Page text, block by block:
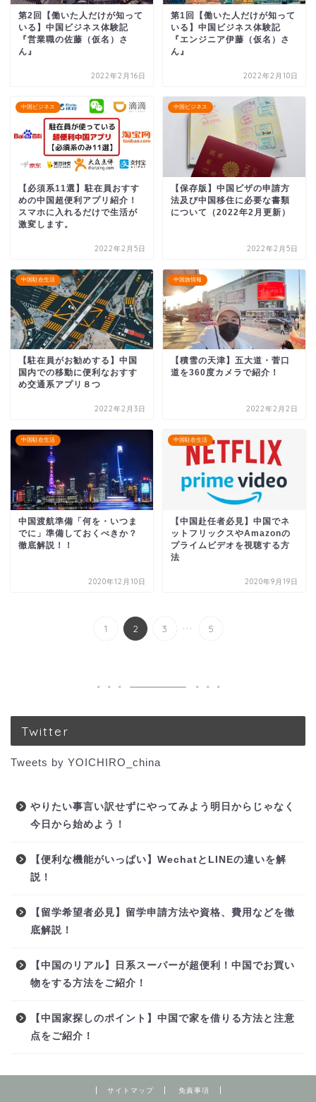
第2回【働いた人だけが知って
いる】中国ビジネス体験記
『営業職の佐藤（仮名）さ
ん』
2022年2月16日
第1回【働いた人だけが知って
いる】中国ビジネス体験記
『エンジニア伊藤（仮名）さ
ん』
2022年2月10日
中国ビジネス
【必須系11選】駐在員おすす
めの中国超便利アプリ紹介！
スマホに入れるだけで生活が
激変します。
2022年2月5日
中国ビジネス
【保存版】中国ビザの申請方
法及び中国移住に必要な書類
について（2022年2月更新）
2022年2月5日
中国駐在生活
【駐在員がお勧めする】中国
国内での移動に便利なおすす
め交通系アプリ８つ
2022年2月3日
中国旅情報
【積雪の天津】五大道・菅口
道を360度カメラで紹介！
2022年2月2日
中国駐在生活
中国渡航準備「何を・いつま
でに」準備しておくべきか？
徹底解説！！
2020年12月10日
中国駐在生活
【中国赴任者必見】中国でネ
ットフリックスやAmazonの
プライムビデオを視聴する方
法
2020年9月19日
1 2 3 ... 5
Twitter
Tweets by YOICHIRO_china
やりたい事言い訳せずにやってみよう明日からじゃなく
今日から始めよう！
【便利な機能がいっぱい】WechatとLINEの違いを解
説！
【留学希望者必見】留学申請方法や資格、費用などを徹
底解説！
【中国のリアル】日系スーパーが超便利！中国でお買い
物をする方法をご紹介！
【中国家探しのポイント】中国で家を借りる方法と注意
点をご紹介！
サイトマップ 免責事項